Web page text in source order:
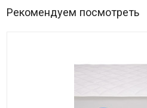
Рекомендуем посмотреть